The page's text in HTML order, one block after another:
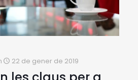
22 de gener de 2019